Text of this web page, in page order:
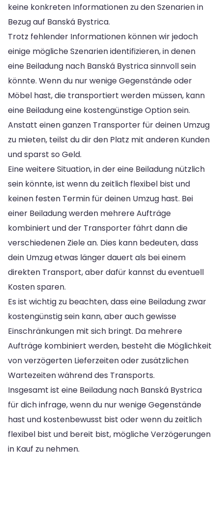
keine konkreten Informationen zu den Szenarien in
Bezug auf Banská Bystrica.
Trotz fehlender Informationen können wir jedoch
einige mögliche Szenarien identifizieren, in denen
eine Beiladung nach Banská Bystrica sinnvoll sein
könnte. Wenn du nur wenige Gegenstände oder
Möbel hast, die transportiert werden müssen, kann
eine Beiladung eine kostengünstige Option sein.
Anstatt einen ganzen Transporter für deinen Umzug
zu mieten, teilst du dir den Platz mit anderen Kunden
und sparst so Geld.
Eine weitere Situation, in der eine Beiladung nützlich
sein könnte, ist wenn du zeitlich flexibel bist und
keinen festen Termin für deinen Umzug hast. Bei
einer Beiladung werden mehrere Aufträge
kombiniert und der Transporter fährt dann die
verschiedenen Ziele an. Dies kann bedeuten, dass
dein Umzug etwas länger dauert als bei einem
direkten Transport, aber dafür kannst du eventuell
Kosten sparen.
Es ist wichtig zu beachten, dass eine Beiladung zwar
kostengünstig sein kann, aber auch gewisse
Einschränkungen mit sich bringt. Da mehrere
Aufträge kombiniert werden, besteht die Möglichkeit
von verzögerten Lieferzeiten oder zusätzlichen
Wartezeiten während des Transports.
Insgesamt ist eine Beiladung nach Banská Bystrica
für dich infrage, wenn du nur wenige Gegenstände
hast und kostenbewusst bist oder wenn du zeitlich
flexibel bist und bereit bist, mögliche Verzögerungen
in Kauf zu nehmen.